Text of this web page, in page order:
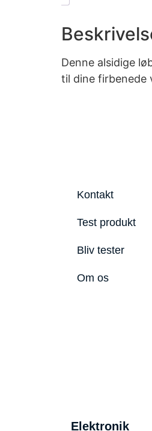
Denne alsidige
til dine firbenede
Kontakt
Test produkt
Bliv tester
Om os
Elektronik